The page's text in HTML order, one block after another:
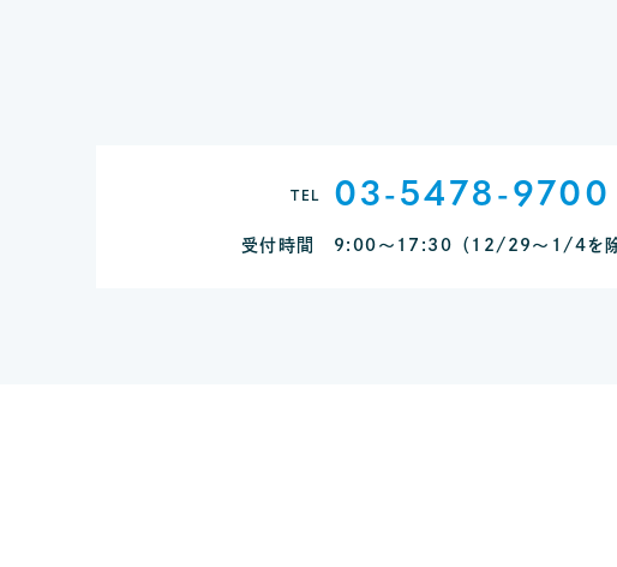
TEL 03-5478-9700
受付時間 9:00～17:30 （12/29～1/4を除